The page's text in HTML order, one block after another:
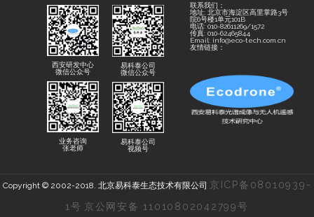
西安研发中心
微信公众号
业务咨询
张老师
易科泰公司
微信公众号
易科泰公司
视频号
联系我们：
地址: 北京市海淀区高里掌路3号
院6号楼1单元101B
电话: 010-82611269/1572
传真: 010-62465844
Email: info@eco-tech.com.cn
友情链接：
Copyright © 2002-2018. 北京易科泰生态技术有限公司 京ICP备08010939-
1号 京公网安备 11010802042799号